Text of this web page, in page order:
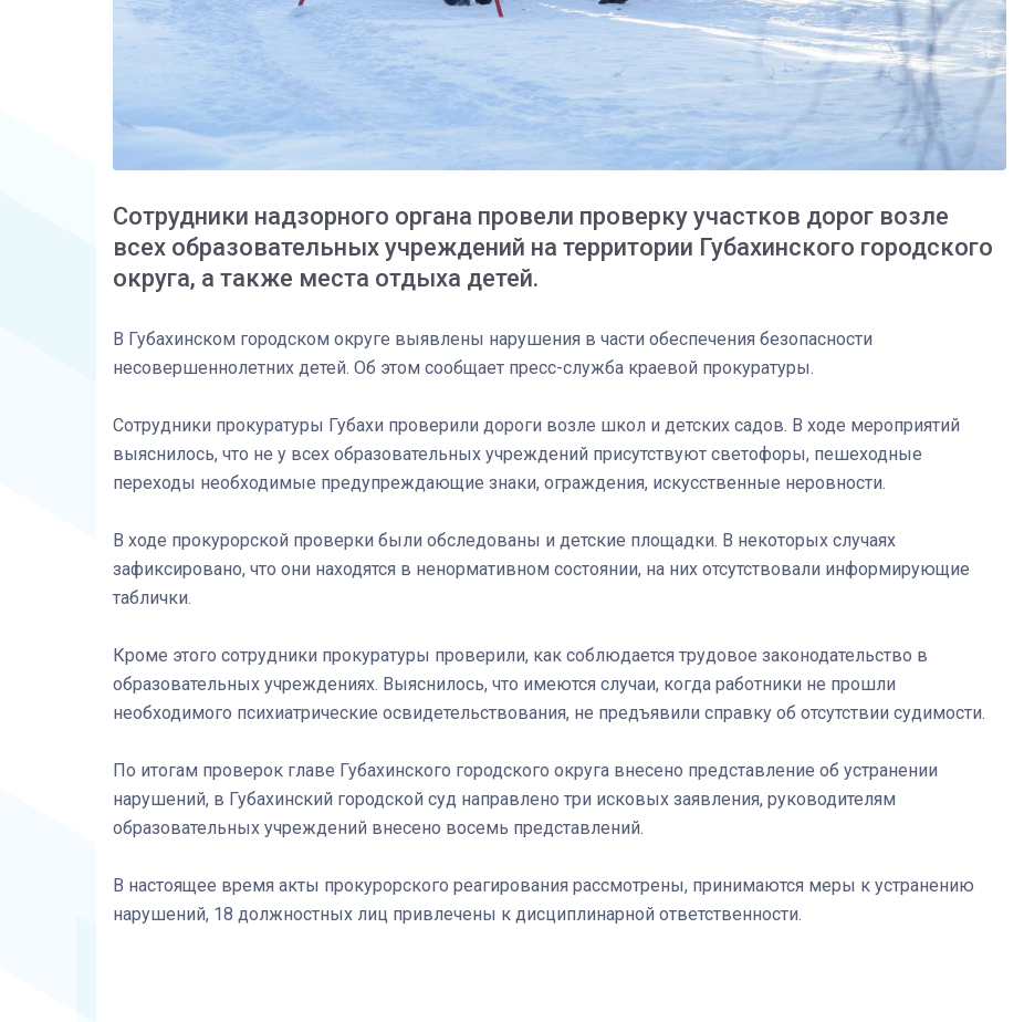
Сотрудники надзорного органа провели проверку участков дорог возле
всех образовательных учреждений на территории Губахинского городского
округа, а также места отдыха детей.
В Губахинском городском округе выявлены нарушения в части обеспечения безопасности
несовершеннолетних детей. Об этом сообщает пресс-служба краевой прокуратуры.
Сотрудники прокуратуры Губахи проверили дороги возле школ и детских садов. В ходе мероприятий
выяснилось, что не у всех образовательных учреждений присутствуют светофоры, пешеходные
переходы необходимые предупреждающие знаки, ограждения, искусственные неровности.
В ходе прокурорской проверки были обследованы и детские площадки. В некоторых случаях
зафиксировано, что они находятся в ненормативном состоянии, на них отсутствовали информирующие
таблички.
Кроме этого сотрудники прокуратуры проверили, как соблюдается трудовое законодательство в
образовательных учреждениях. Выяснилось, что имеются случаи, когда работники не прошли
необходимого психиатрические освидетельствования, не предъявили справку об отсутствии судимости.
По итогам проверок главе Губахинского городского округа внесено представление об устранении
нарушений, в Губахинский городской суд направлено три исковых заявления, руководителям
образовательных учреждений внесено восемь представлений.
В настоящее время акты прокурорского реагирования рассмотрены, принимаются меры к устранению
нарушений, 18 должностных лиц привлечены к дисциплинарной ответственности.
спецоперации сделал
реальностью свою детскую
мечту